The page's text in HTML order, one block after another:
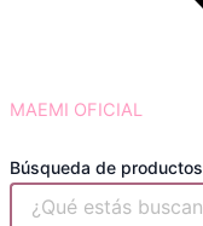
MAEMI OFICIAL
Búsqueda de productos